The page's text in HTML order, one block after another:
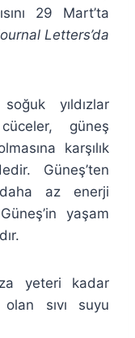
29 Mart’ta
Letters’da
yıldızlar
güneş
karşılık
Güneş’ten
az enerji
yaşam
yeteri kadar
sıvı suyu